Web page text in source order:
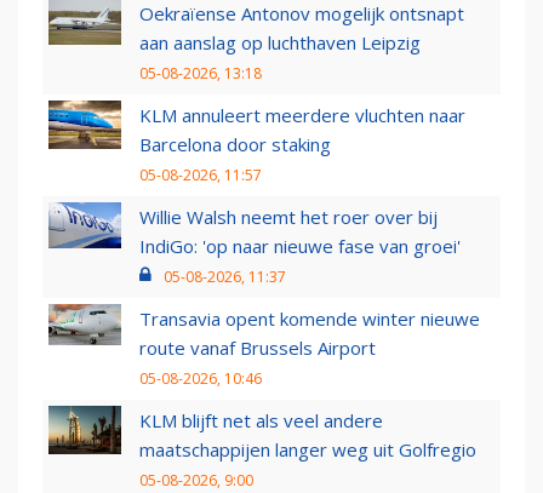
Oekraïense Antonov mogelijk ontsnapt
aan aanslag op luchthaven Leipzig
05-08-2026, 13:18
KLM annuleert meerdere vluchten naar
Barcelona door staking
05-08-2026, 11:57
Willie Walsh neemt het roer over bij
IndiGo: 'op naar nieuwe fase van groei'
05-08-2026, 11:37
Transavia opent komende winter nieuwe
route vanaf Brussels Airport
05-08-2026, 10:46
KLM blijft net als veel andere
maatschappijen langer weg uit Golfregio
05-08-2026, 9:00